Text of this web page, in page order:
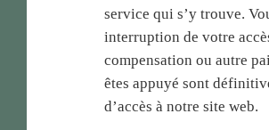
service qui s’y trouve.
interruption de votre
compensation ou autre
êtes appuyé sont
d’accès à notre site web.